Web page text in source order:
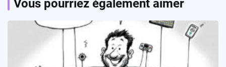
Vous pourriez également aimer